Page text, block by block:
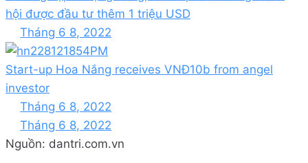
hội được đầu tư thêm 1 triệu USD
Tháng 6 8, 2022
Start-up Hoa Nắng receives VNĐ10b from angel
investor
Tháng 6 8, 2022
Tháng 6 8, 2022
Nguồn: dantri.com.vn